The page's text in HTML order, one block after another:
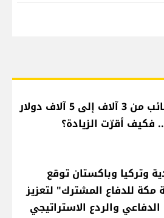
راتب النائب من 3 آلاف إلى 5 آلاف دولار
فكيف أقرّت الزيادة؟
وتركيا وباكستان توقع
مكة للدفاع المشترك" لتعزيز
الدفاعي والردع الاستراتيجي